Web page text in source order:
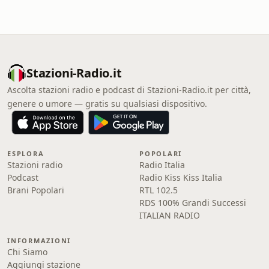
Stazioni-Radio.it
Ascolta stazioni radio e podcast di Stazioni-Radio.it per città,
genere o umore — gratis su qualsiasi dispositivo.
ESPLORA
Stazioni radio
Podcast
Brani Popolari
POPOLARI
Radio Italia
Radio Kiss Kiss Italia
RTL 102.5
RDS 100% Grandi Successi
ITALIAN RADIO
INFORMAZIONI
Chi Siamo
Aggiungi stazione